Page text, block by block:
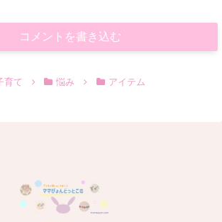
コメントを書き込む
育て 悩み アイテム